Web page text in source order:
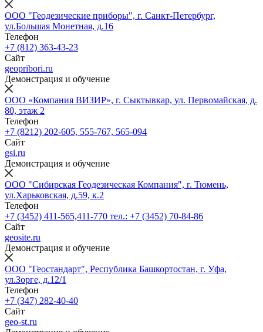
ООО "Геодезические приборы", г. Санкт-Петербург,
ул.Большая Монетная, д.16
Телефон
+7 (812) 363-43-23
Сайт
geopribori.ru
Демонстрация и обучение
ООО «Компания ВИЗИР», г. Сыктывкар, ул. Первомайская, д.
80, этаж 2
Телефон
+7 (8212) 202-605, 555-767, 565-094
Сайт
gsi.ru
Демонстрация и обучение
ООО "Сибирская Геодезическая Компания", г. Тюмень,
ул.Харьковская, д.59, к.2
Телефон
+7 (3452) 411-565,411-770 тел.: +7 (3452) 70-84-86
Сайт
geosite.ru
Демонстрация и обучение
ООО "Геостандарт", Республика Башкортостан, г. Уфа,
ул.Зорге, д.12/1
Телефон
+7 (347) 282-40-40
Сайт
geo-st.ru